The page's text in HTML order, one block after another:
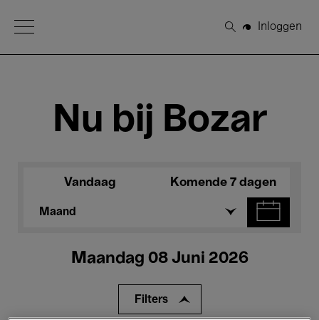
Open Menu
Zoeken
Inloggen
Nu bij Bozar
Vandaag Komende 7 dagen
Maand
Maandag 08 Juni 2026
Filters